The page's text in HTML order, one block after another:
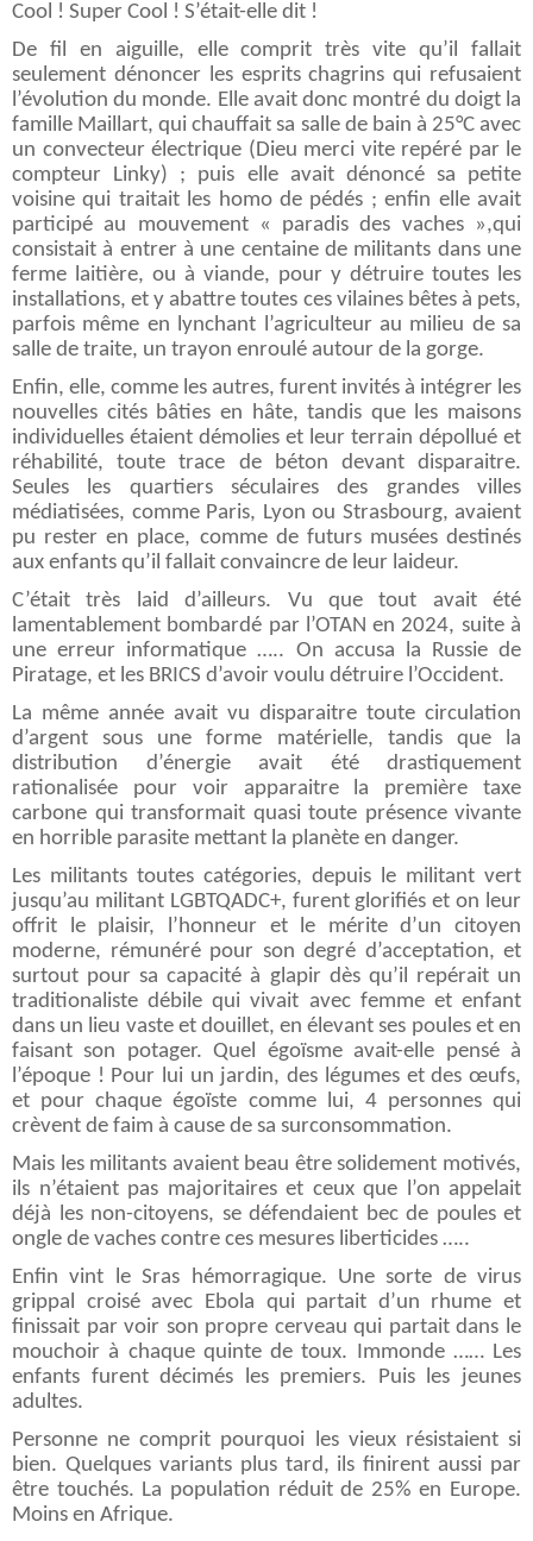
Cool ! Super Cool ! S’était-elle dit !
De fil en aiguille, elle comprit très vite qu’il fallait
seulement dénoncer les esprits chagrins qui refusaient
l’évolution du monde. Elle avait donc montré du doigt la
famille Maillart, qui chauffait sa salle de bain à 25°C avec
un convecteur électrique (Dieu merci vite repéré par le
compteur Linky) ; puis elle avait dénoncé sa petite
voisine qui traitait les homo de pédés ; enfin elle avait
participé au mouvement « paradis des vaches »,qui
consistait à entrer à une centaine de militants dans une
ferme laitière, ou à viande, pour y détruire toutes les
installations, et y abattre toutes ces vilaines bêtes à pets,
parfois même en lynchant l’agriculteur au milieu de sa
salle de traite, un trayon enroulé autour de la gorge.
Enfin, elle, comme les autres, furent invités à intégrer les
nouvelles cités bâties en hâte, tandis que les maisons
individuelles étaient démolies et leur terrain dépollué et
réhabilité, toute trace de béton devant disparaitre.
Seules les quartiers séculaires des grandes villes
médiatisées, comme Paris, Lyon ou Strasbourg, avaient
pu rester en place, comme de futurs musées destinés
aux enfants qu’il fallait convaincre de leur laideur.
C’était très laid d’ailleurs. Vu que tout avait été
lamentablement bombardé par l’OTAN en 2024, suite à
une erreur informatique ….. On accusa la Russie de
Piratage, et les BRICS d’avoir voulu détruire l’Occident.
La même année avait vu disparaitre toute circulation
d’argent sous une forme matérielle, tandis que la
distribution d’énergie avait été drastiquement
rationalisée pour voir apparaitre la première taxe
carbone qui transformait quasi toute présence vivante
en horrible parasite mettant la planète en danger.
Les militants toutes catégories, depuis le militant vert
jusqu’au militant LGBTQADC+, furent glorifiés et on leur
offrit le plaisir, l’honneur et le mérite d’un citoyen
moderne, rémunéré pour son degré d’acceptation, et
surtout pour sa capacité à glapir dès qu’il repérait un
traditionaliste débile qui vivait avec femme et enfant
dans un lieu vaste et douillet, en élevant ses poules et en
faisant son potager. Quel égoïsme avait-elle pensé à
l’époque ! Pour lui un jardin, des légumes et des œufs,
et pour chaque égoïste comme lui, 4 personnes qui
crèvent de faim à cause de sa surconsommation.
Mais les militants avaient beau être solidement motivés,
ils n’étaient pas majoritaires et ceux que l’on appelait
déjà les non-citoyens, se défendaient bec de poules et
ongle de vaches contre ces mesures liberticides …..
Enfin vint le Sras hémorragique. Une sorte de virus
grippal croisé avec Ebola qui partait d’un rhume et
finissait par voir son propre cerveau qui partait dans le
mouchoir à chaque quinte de toux. Immonde …… Les
enfants furent décimés les premiers. Puis les jeunes
adultes.
Personne ne comprit pourquoi les vieux résistaient si
bien. Quelques variants plus tard, ils finirent aussi par
être touchés. La population réduit de 25% en Europe.
Moins en Afrique.